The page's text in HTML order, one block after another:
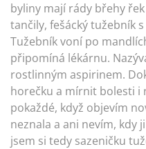
byliny mají rády břehy
tančily, fešácký tužebník
Tužebník voní po
připomíná lékárnu.
rostlinným aspirinem.
horečku a mírnit bolesti i
pokaždé, když objevím
neznala a ani nevím, kdy
jsem si tedy sazeničku